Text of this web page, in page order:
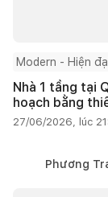
Modern - Hiện
Nhà 1 tầng tại
hoạch bằng
27/06/2026, lúc
Phương